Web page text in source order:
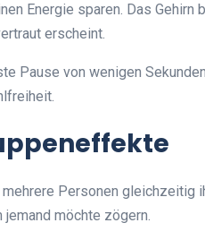
Energie sparen. Das Gehirn
erscheint.
Pause von wenigen
Personen gleichzeitig
möchte zögern.